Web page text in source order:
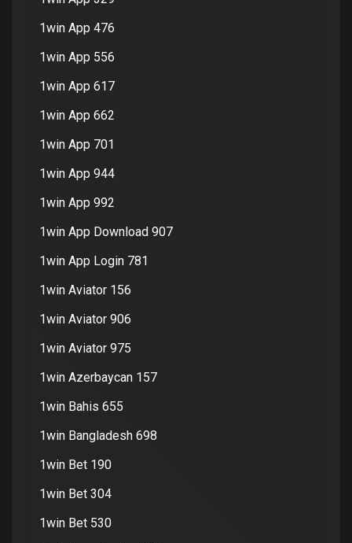
1win App 476
1win App 556
1win App 617
1win App 662
1win App 701
1win App 944
1win App 992
1win App Download 907
1win App Login 781
1win Aviator 156
1win Aviator 906
1win Aviator 975
1win Azerbaycan 157
1win Bahis 655
1win Bangladesh 698
1win Bet 190
1win Bet 304
1win Bet 530